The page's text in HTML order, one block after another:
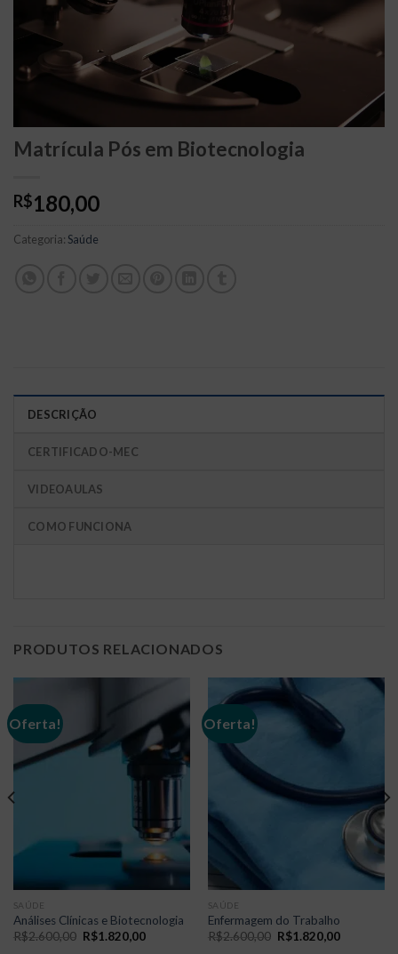
Matrícula Pós em Biotecnologia
R$180,00
Categoria: Saúde
DESCRIÇÃO
CERTIFICADO-MEC
VIDEOAULAS
COMO FUNCIONA
PRODUTOS RELACIONADOS
Oferta!
SAÚDE
Análises Clínicas e Biotecnologia
R$2.600,00 O
R$1.820,00O
Oferta!
SAÚDE
Enfermagem do Trabalho
R$2.600,00 O
R$1.820,00O